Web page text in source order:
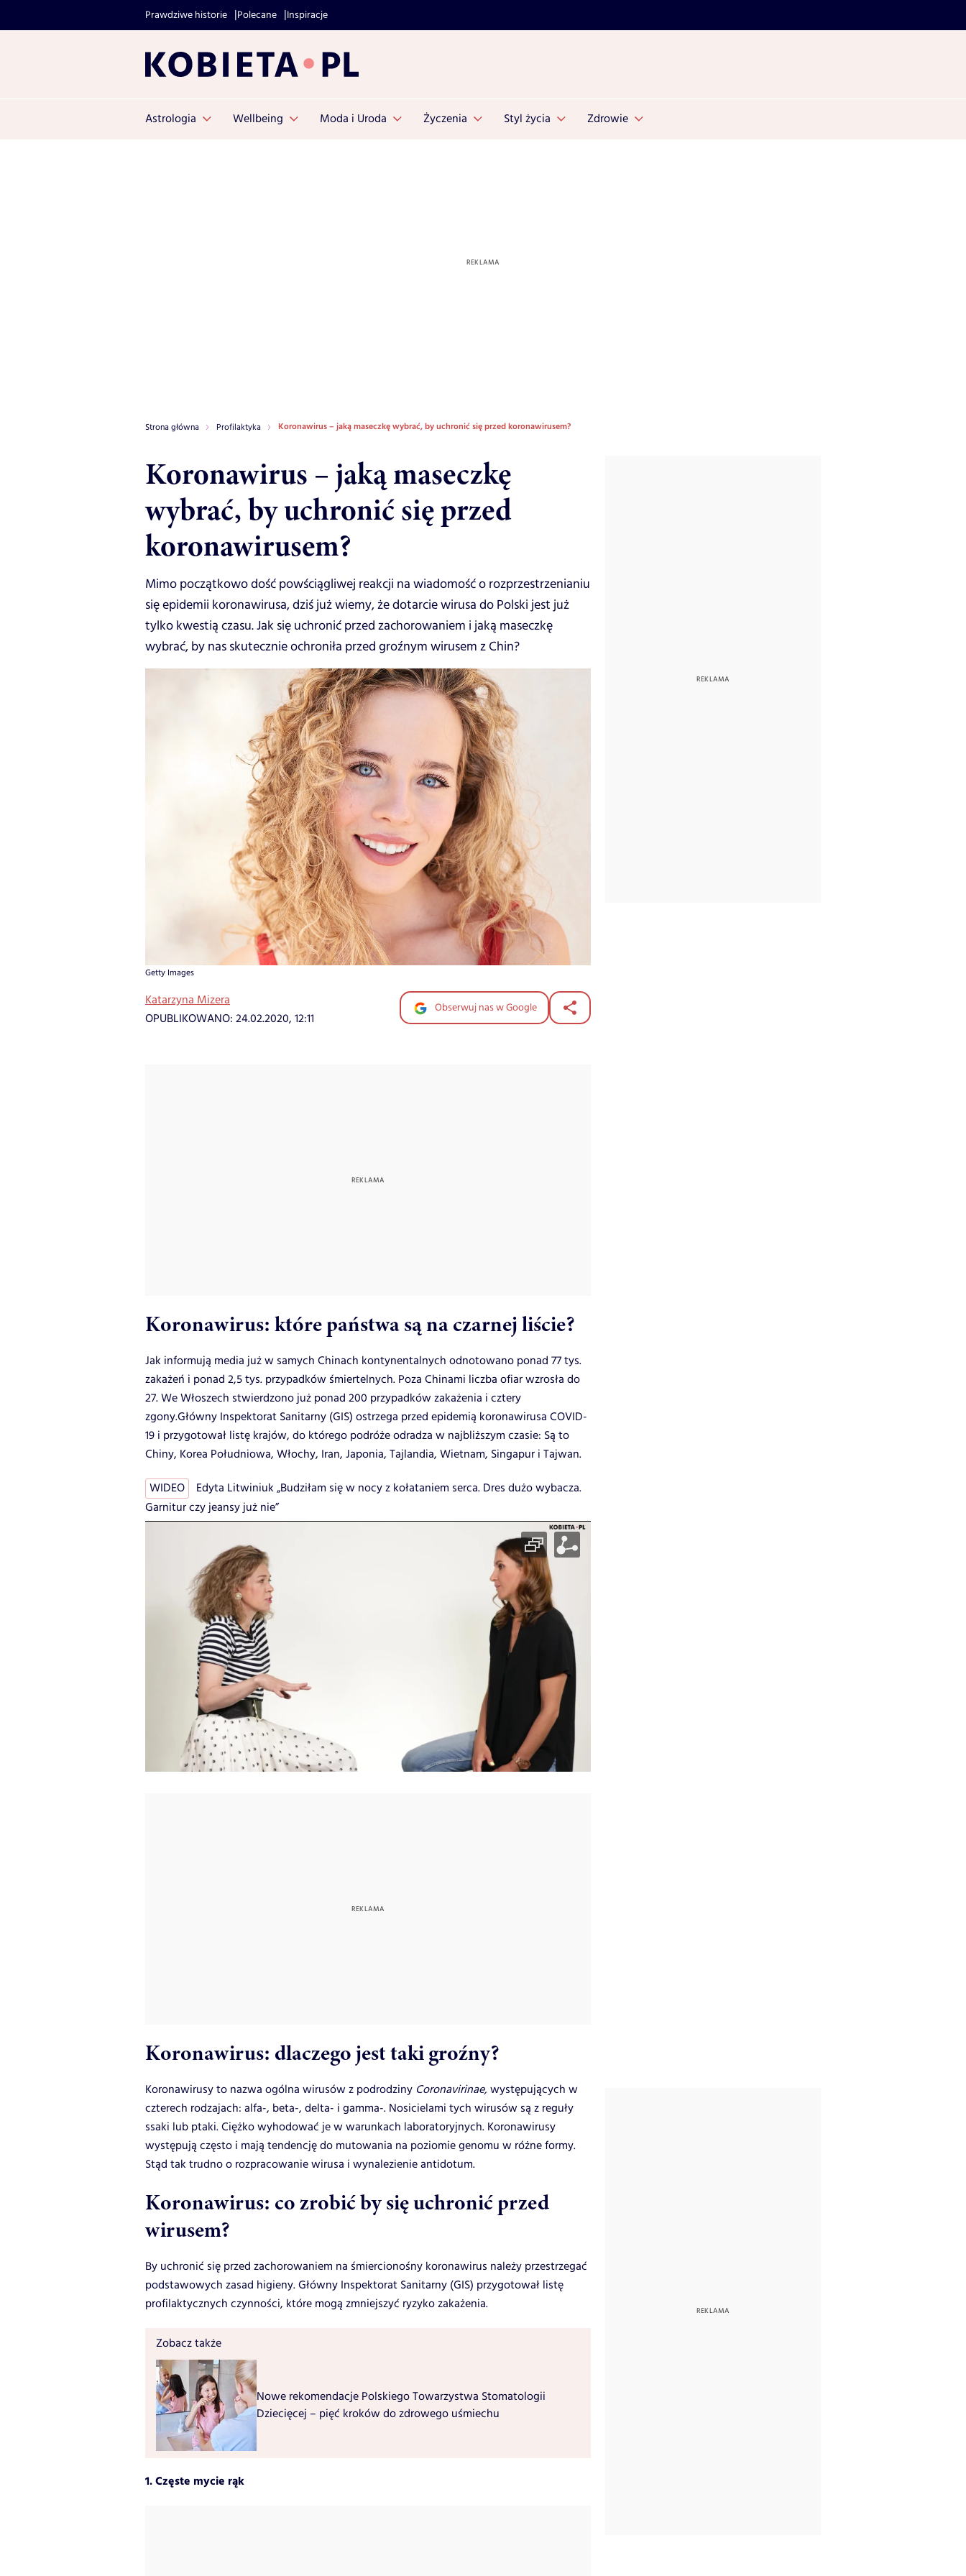
Prawdziwe historie Polecane Inspiracje
Astrologia Wellbeing Moda i Uroda Życzenia Styl życia Zdrowie
Strona główna Profilaktyka Koronawirus – jaką maseczkę wybrać, by uchronić się przed koronawirusem?
Koronawirus – jaką maseczkę
wybrać, by uchronić się przed
koronawirusem?
Mimo początkowo dość powściągliwej reakcji na wiadomość o rozprzestrzenianiu
się epidemii koronawirusa, dziś już wiemy, że dotarcie wirusa do Polski jest już
tylko kwestią czasu. Jak się uchronić przed zachorowaniem i jaką maseczkę
wybrać, by nas skutecznie ochroniła przed groźnym wirusem z Chin?
Getty Images
Katarzyna Mizera
OPUBLIKOWANO: 24.02.2020, 12:11
Obserwuj nas w Google
Koronawirus: które państwa są na czarnej liście?
Jak informują media już w samych Chinach kontynentalnych odnotowano ponad 77 tys.
zakażeń i ponad 2,5 tys. przypadków śmiertelnych. Poza Chinami liczba ofiar wzrosła do
27. We Włoszech stwierdzono już ponad 200 przypadków zakażenia i cztery
zgony.Główny Inspektorat Sanitarny (GIS) ostrzega przed epidemią koronawirusa COVID-
19 i przygotował listę krajów, do którego podróże odradza w najbliższym czasie: Są to
Chiny, Korea Południowa, Włochy, Iran, Japonia, Tajlandia, Wietnam, Singapur i Tajwan.
WIDEO
Edyta Litwiniuk „Budziłam się w nocy z kołataniem serca. Dres dużo wybacza.
Garnitur czy jeansy już nie”
Koronawirus: dlaczego jest taki groźny?
Koronawirusy to nazwa ogólna wirusów z podrodziny Coronavirinae,występujących w
czterech rodzajach: alfa-, beta-, delta- i gamma-. Nosicielami tych wirusów są z reguły
ssaki lub ptaki. Ciężko wyhodować je w warunkach laboratoryjnych. Koronawirusy
występują często i mają tendencję do mutowania na poziomie genomu w różne formy.
Stąd tak trudno o rozpracowanie wirusa i wynalezienie antidotum.
Koronawirus: co zrobić by się uchronić przed
wirusem?
By uchronić się przed zachorowaniem na śmiercionośny koronawirus należy przestrzegać
podstawowych zasad higieny. Główny Inspektorat Sanitarny (GIS) przygotował listę
profilaktycznych czynności, które mogą zmniejszyć ryzyko zakażenia.
Zobacz także
Nowe rekomendacje Polskiego Towarzystwa Stomatologii
Dziecięcej – pięć kroków do zdrowego uśmiechu
1. Częste mycie rąk